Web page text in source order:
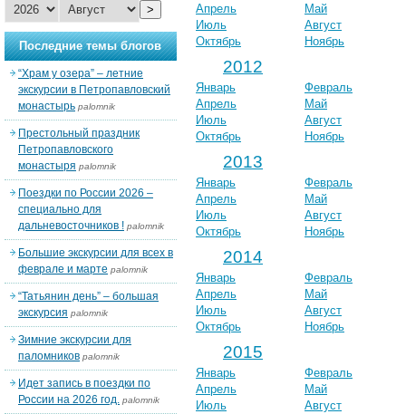
Апрель
Май
Июль
Август
Октябрь
Ноябрь
2012
Январь
Февраль
Апрель
Май
Июль
Август
Октябрь
Ноябрь
2013
Январь
Февраль
Апрель
Май
Июль
Август
Октябрь
Ноябрь
2014
Январь
Февраль
Апрель
Май
Июль
Август
Октябрь
Ноябрь
2015
Январь
Февраль
Апрель
Май
Июль
Август
>
Последние темы блогов
“Храм у озера” – летние
экскурсии в Петропавловский
монастырь palomnik
Престольный праздник
Петропавловского
монастыря palomnik
Поездки по России 2026 –
специально для
дальневосточников ! palomnik
Большие экскурсии для всех в
феврале и марте palomnik
“Татьянин день” – большая
экскурсия palomnik
Зимние экскурсии для
паломников palomnik
Идет запись в поездки по
России на 2026 год. palomnik